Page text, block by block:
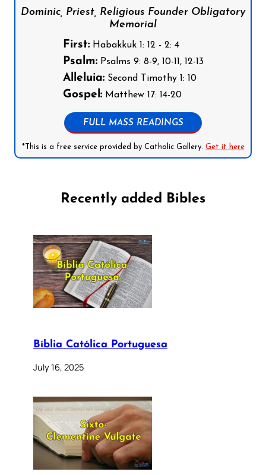
Dominic, Priest, Religious Founder Obligatory
Memorial
First:Habakkuk 1: 12 - 2: 4
Psalm:Psalms 9: 8-9, 10-11, 12-13
Alleluia:Second Timothy 1: 10
Gospel:Matthew 17: 14-20
FULL MASS READINGS
*This is a free service provided by Catholic Gallery. Get it here
Recently added Bibles
Bíblia Católica Portuguesa
July 16, 2025